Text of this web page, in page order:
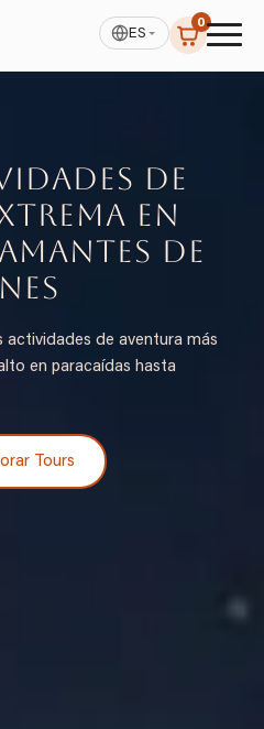
ES
0
de
en
de
actividades de aventura más
en paracaídas hasta
Tours